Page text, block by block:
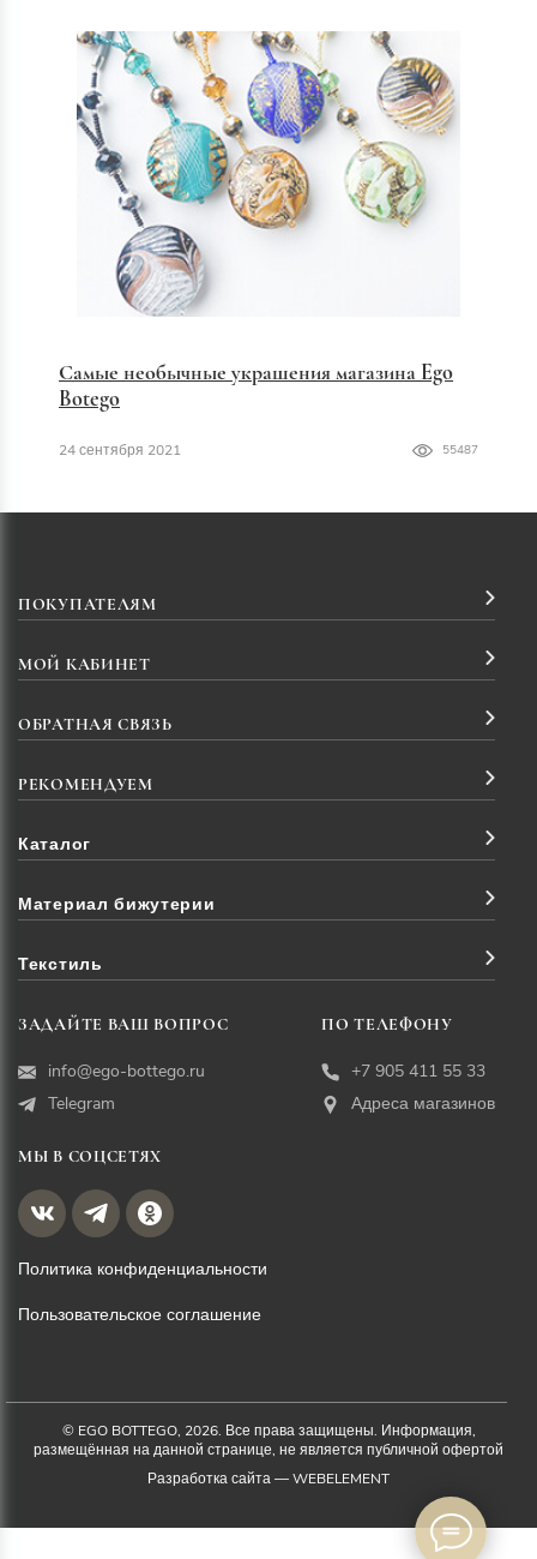
Самые необычные украшения магазина Ego
Botego
24 сентября 2021 55487
ПОКУПАТЕЛЯМ
МОЙ КАБИНЕТ
ОБРАТНАЯ СВЯЗЬ
РЕКОМЕНДУЕМ
Каталог
Материал бижутерии
Текстиль
ЗАДАЙТЕ ВАШ ВОПРОС
info@ego-bottego.ru
Telegram
ПО ТЕЛЕФОНУ
+7 905 411 55 33
Адреса магазинов
МЫ В СОЦСЕТЯХ
Политика конфиденциальности
Пользовательское соглашение
© EGO BOTTEGO, 2026. Все права защищены. Информация,
размещённая на данной странице, не является публичной офертой
Разработка сайта —WEBELEMENT